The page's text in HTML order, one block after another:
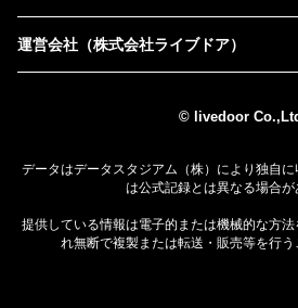
運営会社（株式会社ライブドア）
© livedoor
データはデータスタジアム（株）により独自
は公式記録とは異なる場合が
提供している情報は電子的または機械的な方
れ無断で複製または転送・販売等を行う